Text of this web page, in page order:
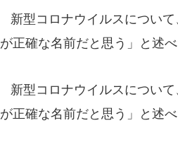
新型コロナウイルスについ
が正確な名前だと思う」と述
新型コロナウイルスについ
が正確な名前だと思う」と述